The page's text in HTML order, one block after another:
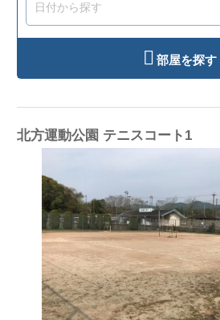
部屋を探す
北方運動公園 テニスコート1